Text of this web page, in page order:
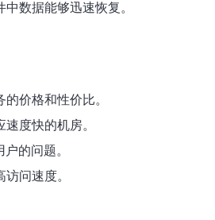
数据能够迅速恢复。
价格和性价比。
度快的机房。
的问题。
问速度。